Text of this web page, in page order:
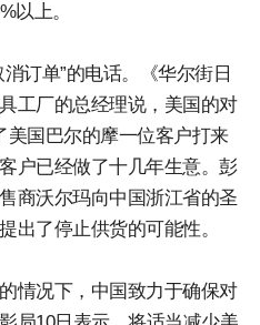
以上。
订单”的电话。《华尔街日
工厂的总经理说，美国的对
美国巴尔的摩一位客户打来
户已经做了十几年生意。彭
商沃尔玛向中国浙江省的圣
出了停止供货的可能性。
情况下，中国致力于确保对